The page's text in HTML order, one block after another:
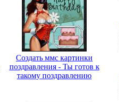
Создать ммс картинки
поздравления - Ты готов к
такому поздравлению